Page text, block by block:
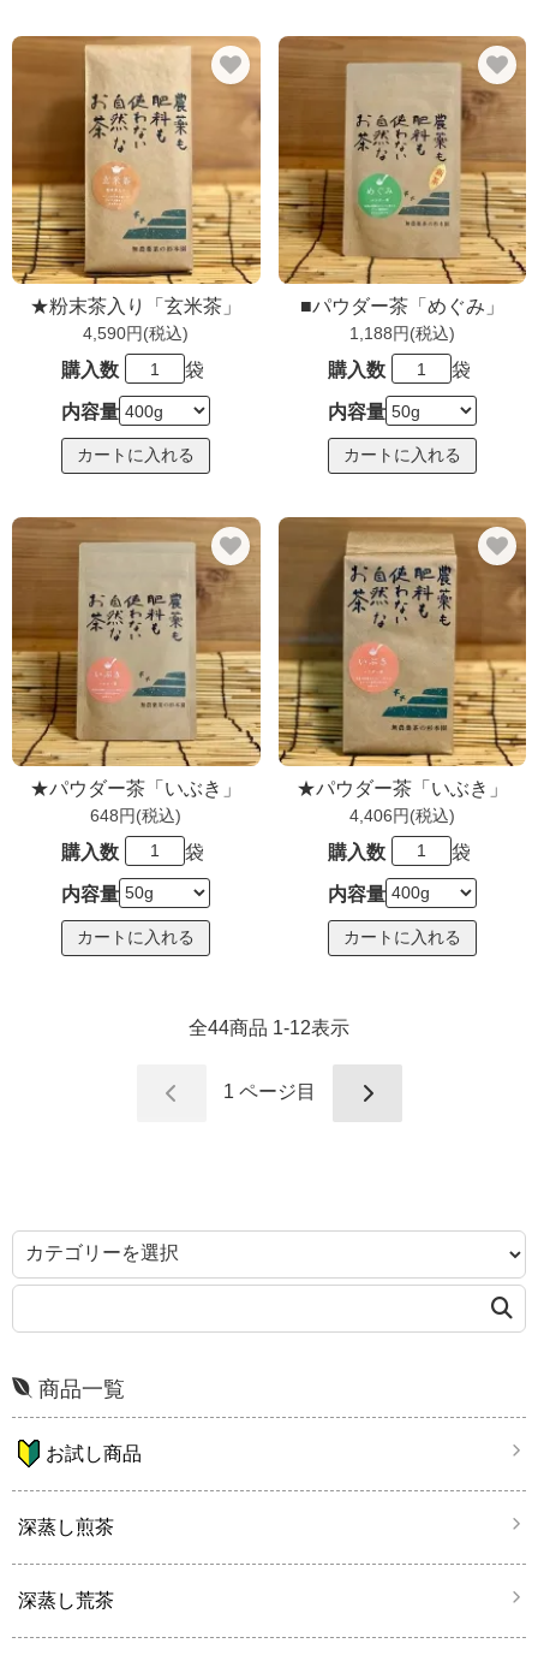
★粉末茶入り「玄米茶」
4,590円(税込)
購入数 袋
内容量
■パウダー茶「めぐみ」
1,188円(税込)
購入数 袋
内容量
★パウダー茶「いぶき」
648円(税込)
購入数 袋
内容量
★パウダー茶「いぶき」
4,406円(税込)
購入数 袋
内容量
全44商品 1-12表示
1 ページ目
商品一覧
お試し商品
深蒸し煎茶
深蒸し荒茶